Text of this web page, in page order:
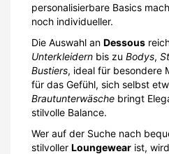
personalisierbare Basics
noch individueller.
Die Auswahl an Dessous
Unterkleidern bis zu Bodys,
Bustiers, ideal für besondere
für das Gefühl, sich selbst
Brautunterwäsche bringt
stilvolle Balance.
Wer auf der Suche nach
stilvoller Loungewear ist,